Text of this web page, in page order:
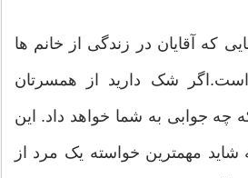
که آقایان در زندگی از خانم ها
است.اگر شک دارید از همسرتان
چه جوابی به شما خواهد داد. این
شاید مهمترین خواسته یک مرد از